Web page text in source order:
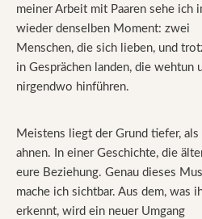
meiner Arbeit mit Paaren sehe ich
wieder denselben Moment: zwei
Menschen, die sich lieben, und
in Gesprächen landen, die wehtun
nirgendwo hinführen.
Meistens liegt der Grund tiefer, als
ahnen. In einer Geschichte, die
eure Beziehung. Genau dieses
mache ich sichtbar. Aus dem, was
erkennt, wird ein neuer Umgang